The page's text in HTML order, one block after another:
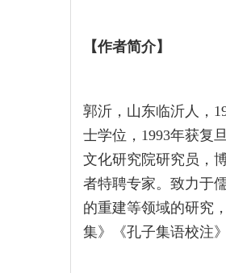
【作者简介】
郭沂，山东临沂人，
士学位，1993年获复
文化研究院研究员，
者特聘专家。致力于
的重建等领域的研究
集》《孔子集语校注